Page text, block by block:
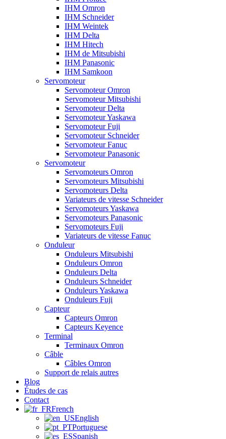
IHM Omron
IHM Schneider
IHM Weintek
IHM Delta
IHM Hitech
IHM de Mitsubishi
IHM Panasonic
IHM Samkoon
Servomoteur
Servomoteur Omron
Servomoteur Mitsubishi
Servomoteur Delta
Servomoteur Yaskawa
Servomoteur Fuji
Servomoteur Schneider
Servomoteur Fanuc
Servomoteur Panasonic
Servomoteur
Servomoteurs Omron
Servomoteurs Mitsubishi
Servomoteurs Delta
Variateurs de vitesse Schneider
Servomoteurs Yaskawa
Servomoteurs Panasonic
Servomoteurs Fuji
Variateurs de vitesse Fanuc
Onduleur
Onduleurs Mitsubishi
Onduleurs Omron
Onduleurs Delta
Onduleurs Schneider
Onduleurs Yaskawa
Onduleurs Fuji
Capteur
Capteurs Omron
Capteurs Keyence
Terminal
Terminaux Omron
Câble
Câbles Omron
Support de relais autres
Blog
Études de cas
Contact
French
English
Portuguese
Spanish